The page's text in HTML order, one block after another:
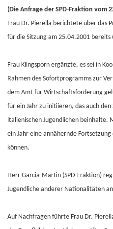
(Die Anfrage der SPD-Fraktion vom
Frau Dr. Pierella berichtete über das
für die Sitzung am 25.04.2001 bereits
Frau Klingsporn ergänzte, es sei in
Rahmen des Sofortprogramms zur
dem Amt für Wirtschaftsförderung
für ein Jahr zu initiieren, das auch
italienischen Jugendlichen beinhalte.
ein Jahr eine annähernde Fortsetzung
können.
Herr Garcia-Martin (SPD-Fraktion)
Jugendliche anderer Nationalitäten
Auf Nachfragen führte Frau Dr.